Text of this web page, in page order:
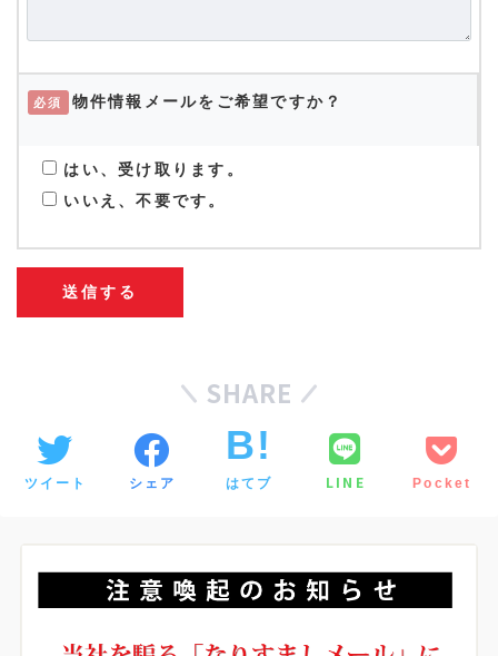
必須 物件情報メールをご希望ですか？
はい、受け取ります。
いいえ、不要です。
SHARE
ツイート シェア はてブ LINE Pocket